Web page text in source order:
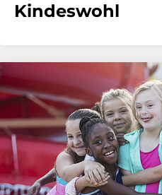
Kindeswohl